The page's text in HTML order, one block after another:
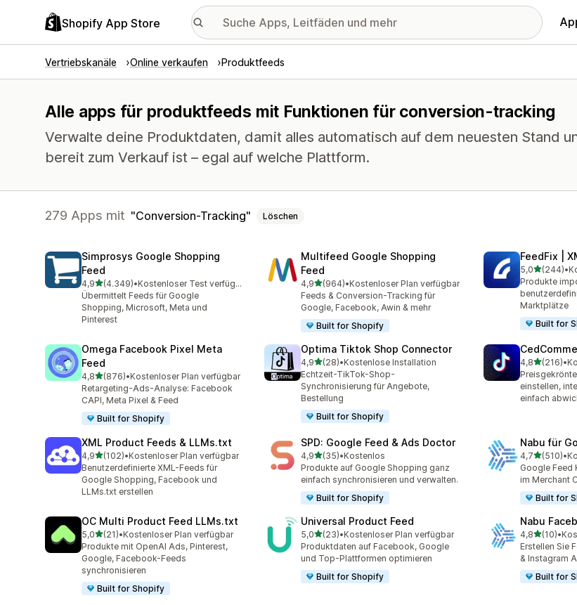
Shopify App Store
Vertriebskanäle Online verkaufen Produktfeeds
Alle apps für produktfeeds mit Funktionen für conversion-tracking
Verwalte deine Produktdaten, damit alles automatisch auf dem neuesten Stand
bereit zum Verkauf ist – egal auf welche Plattform.
279 Apps mit Conversion-Tracking Löschen
Simprosys Google Shopping
Feed
4,9von 5 Sternen
(4.349)
4349 Rezensionen insgesamt
•
Kostenloser Test verfügbar
Übermittelt Feeds für Google
Shopping, Microsoft, Meta und
Pinterest
Multifeed Google Shopping
Feed
4,9von 5 Sternen
(964)
964 Rezensionen insgesamt
•Kostenloser Plan verfügbar
Feeds & Conversion-Tracking für
Google, Facebook, Awin & mehr
Built for Shopify
FeedFix |
5,0von 5
(244)
244 •
Produkte
Marktplätze
Built for
Omega Facebook Pixel Meta
Feed
4,8von 5 Sternen
(876)
876 Rezensionen insgesamt
•Kostenloser Plan verfügbar
Retargeting-Ads-Analyse: Facebook
CAPI, Meta Pixel & Feed
Built for Shopify
Optima Tiktok Shop Connector
4,9von 5 Sternen
(28)
28 Rezensionen insgesamt
•Kostenlose Installation
Echtzeit-TikTok-Shop-
Synchronisierung für Angebote,
Bestellung
Built for Shopify
4,8von 5
(216)
216 •
einstellen,
einfach
XML Product Feeds & LLMs.txt
4,9von 5 Sternen
(102)
102 Rezensionen insgesamt
•Kostenloser Plan verfügbar
Benutzerdefinierte XML-Feeds für
Google Shopping, Facebook und
LLMs.txt erstellen
SPD: Google Feed & Ads Doctor
4,9von 5 Sternen
(35)
35 Rezensionen insgesamt
•Kostenlos
Produkte auf Google Shopping ganz
einfach synchronisieren und verwalten.
Built for Shopify
Nabu für
4,7von 5
(510)
510 •
Google Feed
im Merchant
Built for
OC Multi Product Feed LLMs.txt
5,0von 5 Sternen
(21)
21 Rezensionen insgesamt
•Kostenloser Plan verfügbar
Produkte mit OpenAI Ads, Pinterest,
Google, Facebook-Feeds
synchronisieren
Built for Shopify
Universal Product Feed
5,0von 5 Sternen
(23)
23 Rezensionen insgesamt
•Kostenloser Plan verfügbar
Produktdaten auf Facebook, Google
und Top-Plattformen optimieren
Built for Shopify
Nabu
4,8von 5
(10)
10 •
Erstellen Sie
& Instagram
Built for